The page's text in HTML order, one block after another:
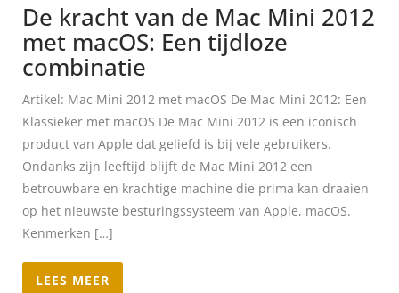
De kracht van de Mac Mini 2012
met macOS: Een tijdloze
combinatie
Artikel: Mac Mini 2012 met macOS De Mac Mini 2012: Een
Klassieker met macOS De Mac Mini 2012 is een iconisch
product van Apple dat geliefd is bij vele gebruikers.
Ondanks zijn leeftijd blijft de Mac Mini 2012 een
betrouwbare en krachtige machine die prima kan draaien
op het nieuwste besturingssysteem van Apple, macOS.
Kenmerken […]
LEES MEER